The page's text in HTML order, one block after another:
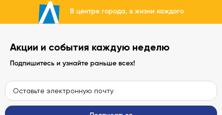
В центре города, в жизни каждого
Акции и события каждую неделю
Подпишитесь и узнайте раньше всех!